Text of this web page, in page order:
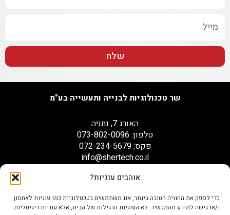
אוהבים עוגיות?
כדי לספק את החוויה הטובה ביותר, אנו משתמשים בטכנולוגיות כמו עוגיות לאחסון
ו/או גישה למידע מהמכשיר. לא העוגיות הרגילות של הבית, אלא עוגיות דיגיטליות
שלח
שר טכנולוגיות לבנייה ותעשייה בע"מ
האורג 7, נתניה
טלפון: 073-802-0096
פקס: 072-234-5679
info@shertech.co.il
הצהרת נגישות